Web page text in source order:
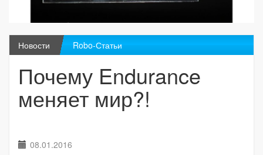
Новости Robo-Статьи
Почему Endurance
меняет мир?!
08.01.2016